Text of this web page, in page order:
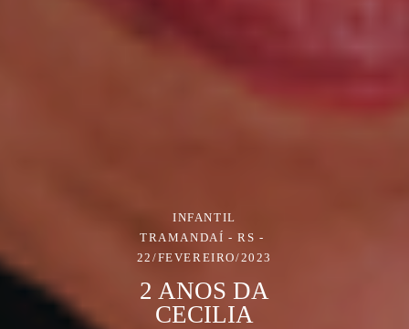
INFANTIL
TRAMANDAÍ - RS
22/FEVEREIRO/2023
2 ANOS DA
CECILIA